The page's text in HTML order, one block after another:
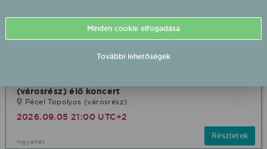
(városrész) élő koncert
Pécel Topolyos (városrész)
2026.09.05 21:00 UTC+2
Ingyenes
Részletek
Minden cookie elfogadása
További lehetőségek